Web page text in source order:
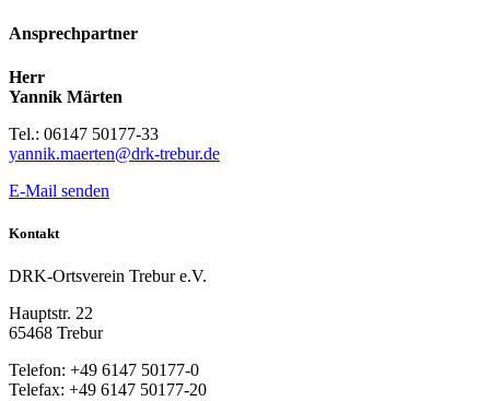
Ansprechpartner
Herr
Yannik Märten
Tel.: 06147 50177-33
yannik.maerten@drk-trebur.de
E-Mail senden
Kontakt
DRK-Ortsverein Trebur e.V.
Hauptstr. 22
65468 Trebur
Telefon: +49 6147 50177-0
Telefax: +49 6147 50177-20